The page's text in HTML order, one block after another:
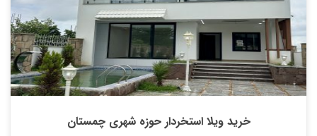
خرید ویلا استخردار حوزه شهری چمستان